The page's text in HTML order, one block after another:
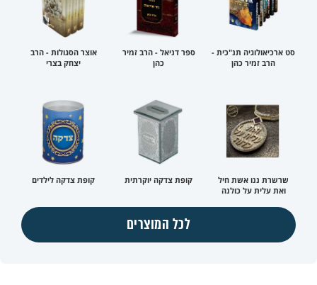
סט ארכיאולוגיה תנ"כית -
הרב זמיר כהן
ספר דניאל - הרב זמיר
כהן
אוצר הסגולות - הרב
יצחק בצרי
שרשרת ננו אשת חיל
ואת עלית על כולנה
קופת צדקה יוקרתית קופת צדקה לילדים
לכל המוצרים